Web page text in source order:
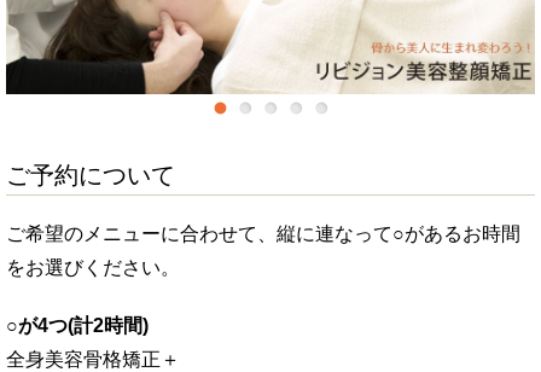
ご予約について
ご希望のメニューに合わせて、縦に連なって○があるお時間
をお選びください。
○が4つ(計2時間)
全身美容骨格矯正＋